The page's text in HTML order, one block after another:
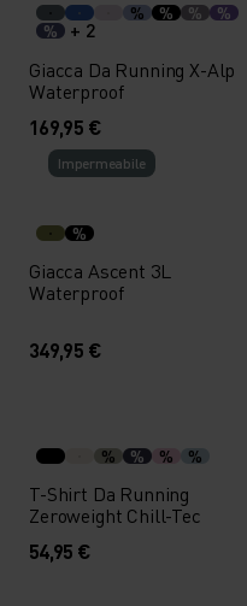
% % %
%
%
+ 2
Giacca Da Running X-Alp
Waterproof
169,95 €
Impermeabile
%
Giacca Ascent 3L
Waterproof
349,95 €
% % % %
T-Shirt Da Running
Zeroweight Chill-Tec
54,95 €